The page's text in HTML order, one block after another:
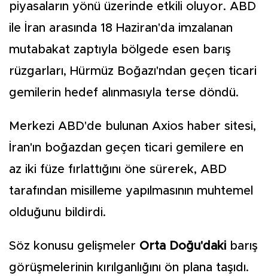
piyasaların yönü üzerinde etkili oluyor. ABD
ile İran arasında 18 Haziran'da imzalanan
mutabakat zaptıyla bölgede esen barış
rüzgarları, Hürmüz Boğazı'ndan geçen ticari
gemilerin hedef alınmasıyla terse döndü.
Merkezi ABD'de bulunan Axios haber sitesi,
İran'ın boğazdan geçen ticari gemilere en
az iki füze fırlattığını öne sürerek, ABD
tarafından misilleme yapılmasının muhtemel
olduğunu bildirdi.
Söz konusu gelişmeler Orta Doğu'daki barış
görüşmelerinin kırılganlığını ön plana taşıdı.